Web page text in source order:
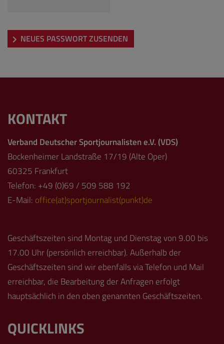
NEUES PASSWORT ZUSENDEN
KONTAKT
Verband Deutscher Sportjournalisten e.V. (VDS)
Bockenheimer Landstraße 17/19 (Alte Oper)
60325 Frankfurt
Telefon: +49 (0)69 / 509 588 192
E-Mail: office(at)sportjournalist(punkt)de
Geschäftszeiten sind Montag und Dienstag von 9.00 bis
17.00 Uhr (persönlich erreichbar). Außerhalb der
Geschäftszeiten sind wir ebenfalls via Telefon und Mail
erreichbar, die Bearbeitung der Anfragen erfolgt
hauptsächlich in den oben genannten Geschäftszeiten.
QUICKLINKS